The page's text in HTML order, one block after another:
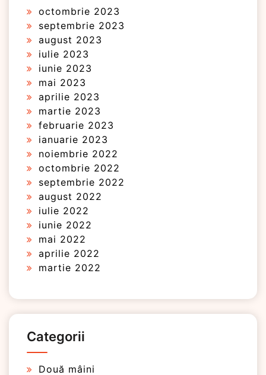
octombrie 2023
septembrie 2023
august 2023
iulie 2023
iunie 2023
mai 2023
aprilie 2023
martie 2023
februarie 2023
ianuarie 2023
noiembrie 2022
octombrie 2022
septembrie 2022
august 2022
iulie 2022
iunie 2022
mai 2022
aprilie 2022
martie 2022
Categorii
Două mâini